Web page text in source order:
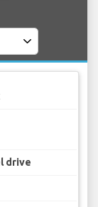
drive